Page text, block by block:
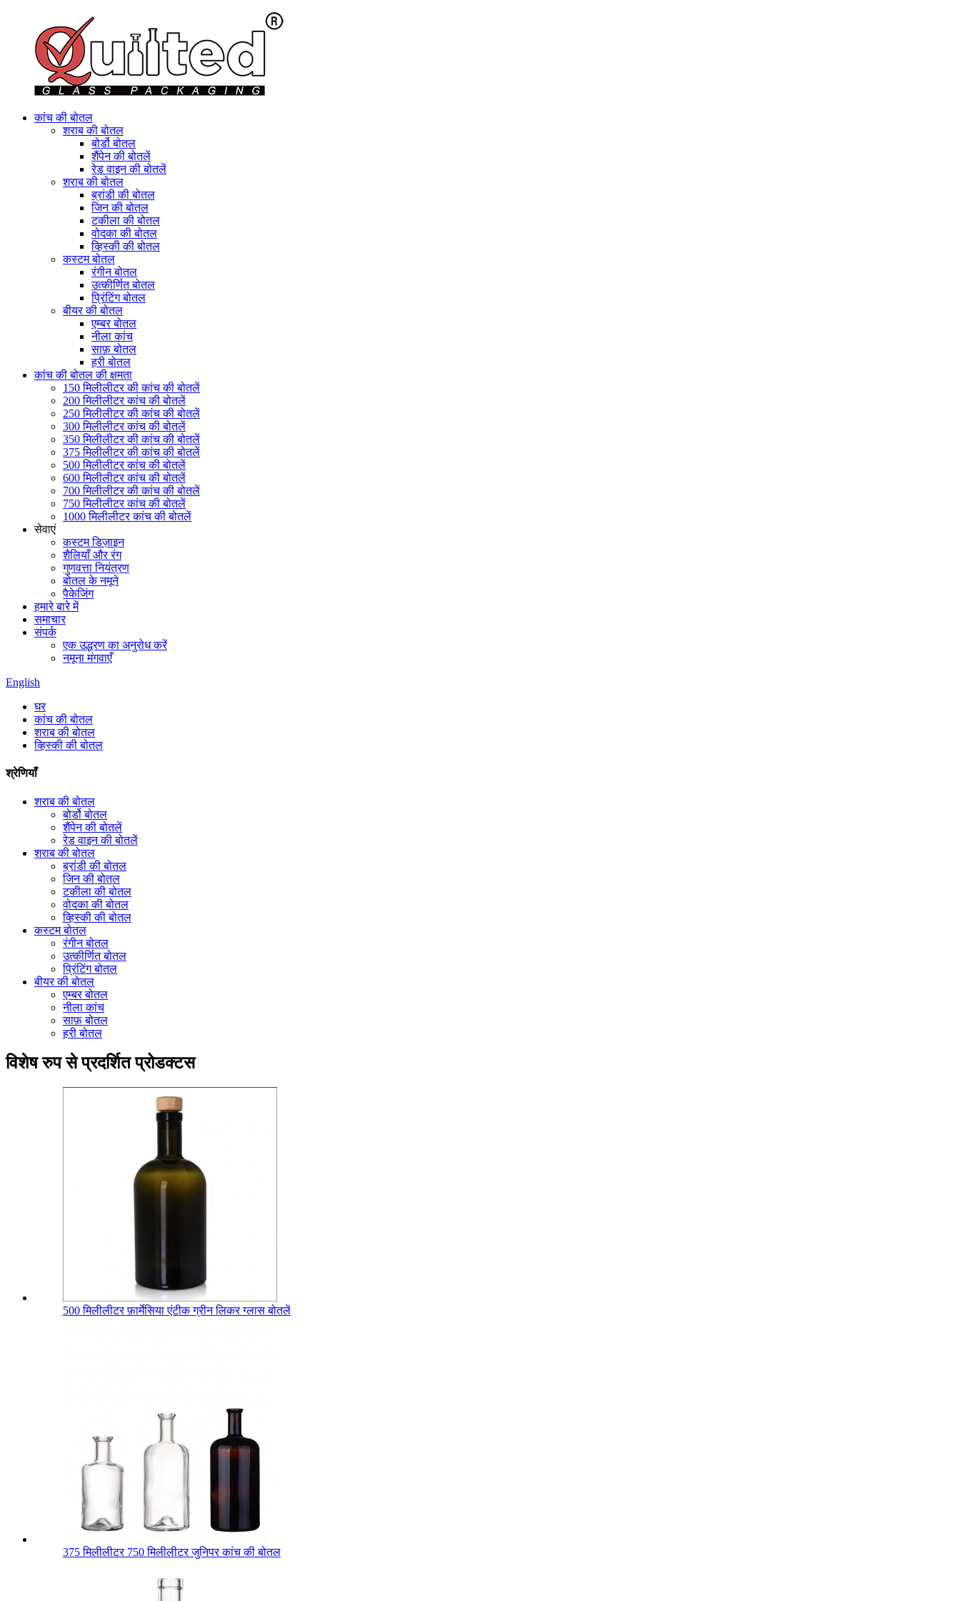
कांच की बोतल
शराब की बोतल
बोर्डो बोतल
शैंपेन की बोतलें
रेड वाइन की बोतलें
शराब की बोतल
ब्रांडी की बोतल
जिन की बोतल
टकीला की बोतल
वोदका की बोतल
व्हिस्की की बोतल
कस्टम बोतल
रंगीन बोतल
उत्कीर्णित बोतल
प्रिंटिंग बोतल
बीयर की बोतल
एम्बर बोतल
नीला कांच
साफ़ बोतल
हरी बोतल
कांच की बोतल की क्षमता
150 मिलीलीटर की कांच की बोतलें
200 मिलीलीटर कांच की बोतलें
250 मिलीलीटर की कांच की बोतलें
300 मिलीलीटर कांच की बोतलें
350 मिलीलीटर की कांच की बोतलें
375 मिलीलीटर की कांच की बोतलें
500 मिलीलीटर कांच की बोतलें
600 मिलीलीटर कांच की बोतलें
700 मिलीलीटर की कांच की बोतलें
750 मिलीलीटर कांच की बोतलें
1000 मिलीलीटर कांच की बोतलें
सेवाएं
कस्टम डिज़ाइन
शैलियाँ और रंग
गुणवत्ता नियंत्रण
बोतल के नमूने
पैकेजिंग
हमारे बारे में
समाचार
संपर्क
एक उद्धरण का अनुरोध करें
नमूना मंगवाएँ
English
घर
कांच की बोतल
शराब की बोतल
व्हिस्की की बोतल
श्रेणियाँ
शराब की बोतल
बोर्डो बोतल
शैंपेन की बोतलें
रेड वाइन की बोतलें
शराब की बोतल
ब्रांडी की बोतल
जिन की बोतल
टकीला की बोतल
वोदका की बोतल
व्हिस्की की बोतल
कस्टम बोतल
रंगीन बोतल
उत्कीर्णित बोतल
प्रिंटिंग बोतल
बीयर की बोतल
एम्बर बोतल
नीला कांच
साफ़ बोतल
हरी बोतल
विशेष रुप से प्रदर्शित प्रोडक्टस
500 मिलीलीटर फ़ार्मेसिया एंटीक ग्रीन लिकर ग्लास बोतलें
375 मिलीलीटर 750 मिलीलीटर जुनिपर कांच की बोतल